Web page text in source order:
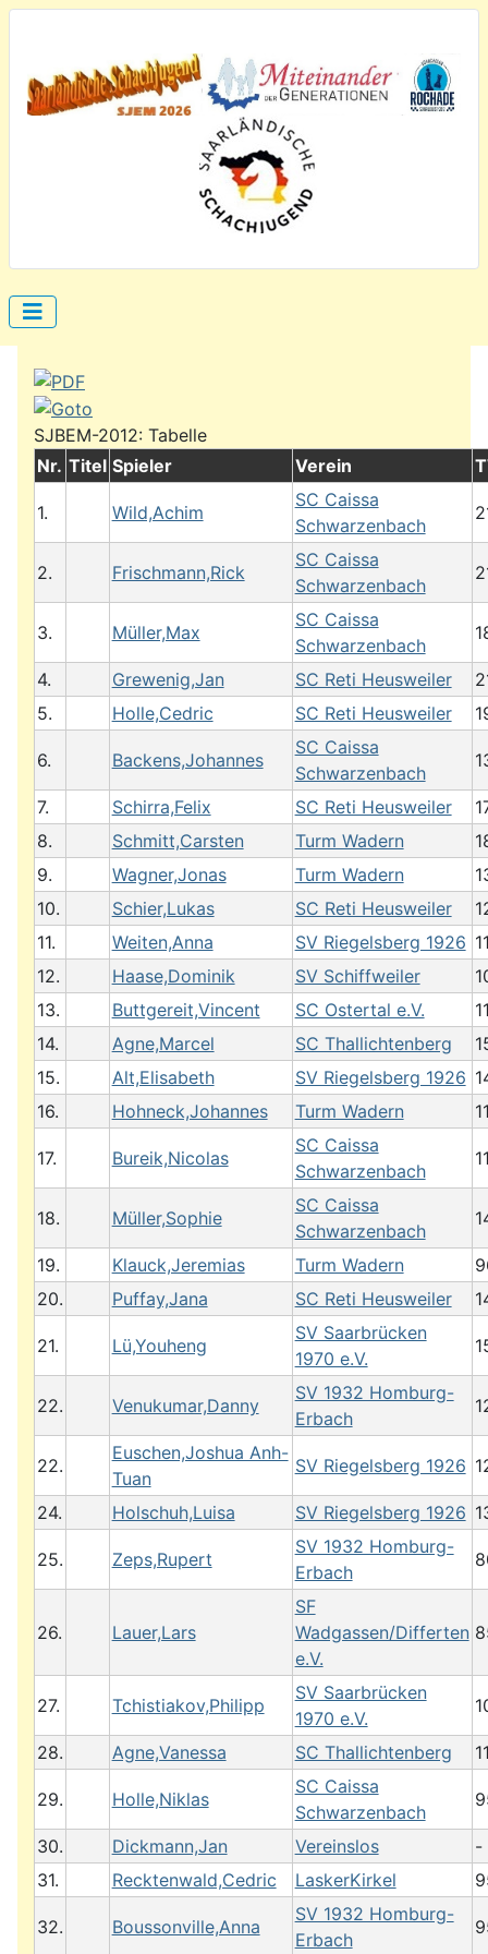
SJBEM-2012: Tabelle
Nr. Titel Spieler Verein
1. Wild,Achim
SC Caissa
Schwarzenbach
2. Frischmann,Rick
SC Caissa
Schwarzenbach
3. Müller,Max
SC Caissa
Schwarzenbach
4. Grewenig,Jan SC Reti Heusweiler
5.
Holle,Cedric SC Reti Heusweiler
6. Backens,Johannes
SC Caissa
Schwarzenbach
7. Schirra,Felix SC Reti Heusweiler
8.
Schmitt,Carsten Turm Wadern
9.
Wagner,Jonas Turm Wadern
10.
Schier,Lukas SC Reti Heusweiler
11.
Weiten,Anna SV Riegelsberg 1926
12.
Haase,Dominik SV Schiffweiler
13.
Buttgereit,Vincent SC Ostertal e.V.
14.
Agne,Marcel SC Thallichtenberg
15.
Alt,Elisabeth SV Riegelsberg 1926
16.
Hohneck,Johannes Turm Wadern
17. Bureik,Nicolas
SC Caissa
Schwarzenbach
18. Müller,Sophie
SC Caissa
Schwarzenbach
19. Klauck,Jeremias Turm Wadern
20.
Puffay,Jana SC Reti Heusweiler
21. Lü,Youheng
SV Saarbrücken
1970 e.V.
22. Venukumar,Danny
SV 1932 Homburg-
Erbach
22.
Euschen,Joshua Anh-
Tuan
SV Riegelsberg 1926
24. Holschuh,Luisa SV Riegelsberg 1926
25. Zeps,Rupert
SV 1932 Homburg-
Erbach
26. Lauer,Lars
SF
Wadgassen/Differten
e.V.
27. Tchistiakov,Philipp
SV Saarbrücken
1970 e.V.
28. Agne,Vanessa SC Thallichtenberg
29. Holle,Niklas
SC Caissa
Schwarzenbach
30. Dickmann,Jan Vereinslos
-
31.
Recktenwald,Cedric LaskerKirkel
32. Boussonville,Anna
SV 1932 Homburg-
Erbach